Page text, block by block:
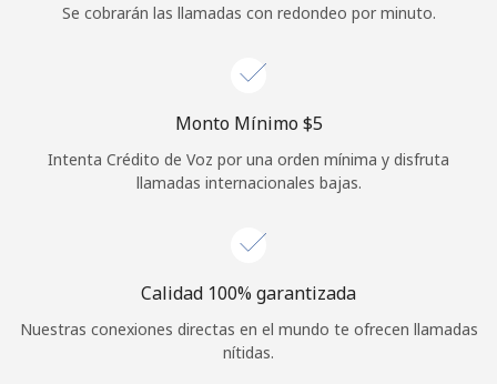
Continuar con
Se cobrarán las llamadas con redondeo por minuto.
Monto Mínimo ⁦$5⁩
Intenta Crédito de Voz por una orden mínima y disfruta
llamadas internacionales bajas.
Calidad 100% garantizada
Nuestras conexiones directas en el mundo te ofrecen llamadas
nítidas.